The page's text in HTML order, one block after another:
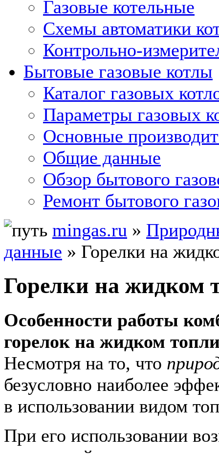
Газовые котельные
Схемы автоматики
Контрольно-
Бытовые газовые котлы
Каталог газовых
Параметры газовых
Основные
Общие данные
Обзор бытового
Ремонт бытового
mingas.ru »
данные » Горелки на
Горелки на жидком
Особенности работы
горелок на жидком
Несмотря на то, что
безусловно наиболее
в использовании видом
При его использовании